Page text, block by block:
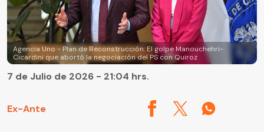
Agencia Uno - Plan de Reconstrucción: El golpe Manouchehri-
Cicardini que abortó la negociación del PS con Quiroz
Ex-Ante
7 de Julio de 2026 - 21:04 hrs.